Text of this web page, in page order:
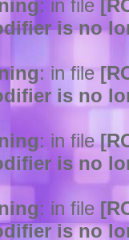
: in file
is no
: in file
is no
: in file
is no
: in file
is no